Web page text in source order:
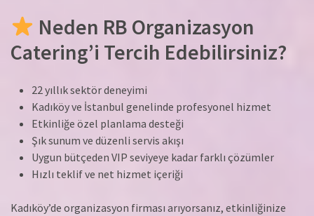
Neden RB Organizasyon
Catering’i Tercih Edebilirsiniz?
22 yıllık sektör deneyimi
Kadıköy ve İstanbul genelinde profesyonel hizmet
Etkinliğe özel planlama desteği
Şık sunum ve düzenli servis akışı
Uygun bütçeden VIP seviyeye kadar farklı çözümler
Hızlı teklif ve net hizmet içeriği
Kadıköy’de organizasyon firması arıyorsanız, etkinliğinize